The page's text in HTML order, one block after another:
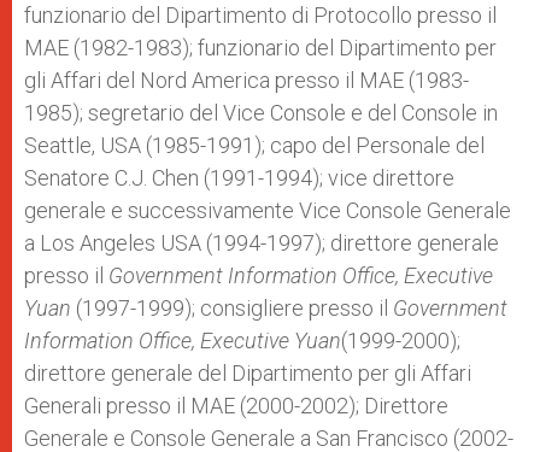
funzionario del Dipartimento di Protocollo presso il
MAE (1982-1983); funzionario del Dipartimento per
gli Affari del Nord America presso il MAE (1983-
1985); segretario del Vice Console e del Console in
Seattle, USA (1985-1991); capo del Personale del
Senatore C.J. Chen (1991-1994); vice direttore
generale e successivamente Vice Console Generale
a Los Angeles USA (1994-1997); direttore generale
presso il Government Information Office, Executive
Yuan (1997-1999); consigliere presso il Government
Information Office, Executive Yuan(1999-2000);
direttore generale del Dipartimento per gli Affari
Generali presso il MAE (2000-2002); Direttore
Generale e Console Generale a San Francisco (2002-